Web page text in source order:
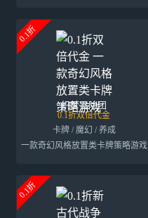
0.1折
织梦冒险团
0.1折双倍代金
卡牌 / 魔幻 / 养成
一款奇幻风格放置类卡牌策略游戏
0.1折